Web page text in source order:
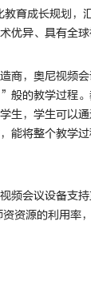
育成长规划，
优异、具有全
商，奥尼视频
的教学过程
生，学生可以
能将整个教学
频会议设备支
资源的利用率